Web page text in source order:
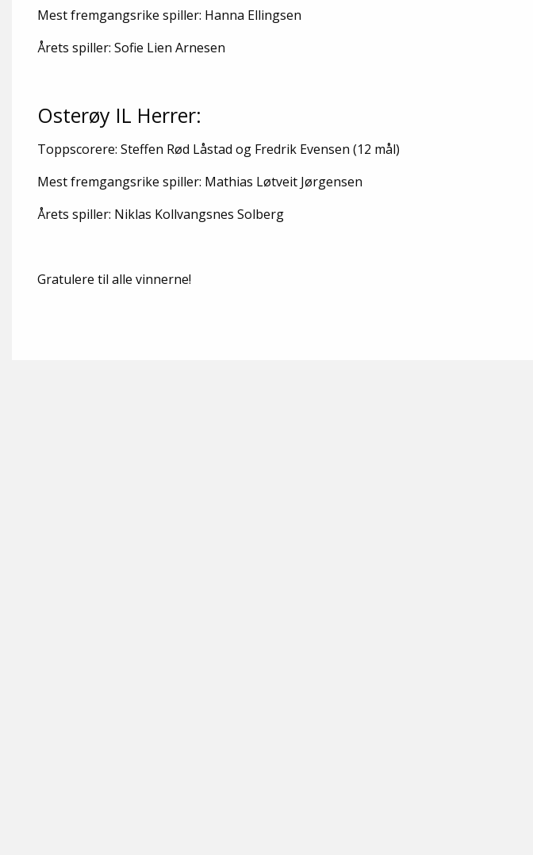
Mest fremgangsrike spiller: Hanna Ellingsen
Årets spiller: Sofie Lien Arnesen
Osterøy IL Herrer:
Toppscorere: Steffen Rød Låstad og Fredrik Evensen (12 mål)
Mest fremgangsrike spiller: Mathias Løtveit Jørgensen
Årets spiller: Niklas Kollvangsnes Solberg
Gratulere til alle vinnerne!